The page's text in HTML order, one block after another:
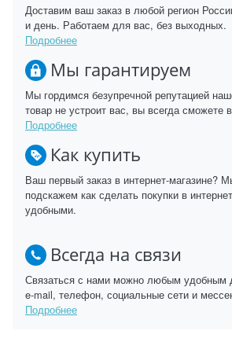
Доставим ваш заказ в любой регион
и день. Работаем для вас, без выходных.
Подробнее
Мы гарантируем
Мы гордимся безупречной репутацией
товар не устроит вас, вы всегда сможете
Подробнее
Как купить
Ваш первый заказ в интернет-магазине?
подскажем как сделать покупки в
удобными.
Всегда на связи
Связаться с нами можно любым удобным
e-mail, телефон, социальные сети и
Подробнее